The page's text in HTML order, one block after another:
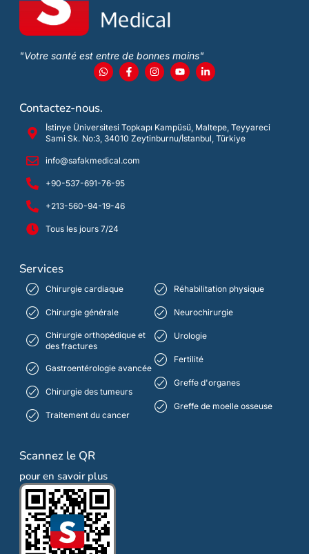
"Votre santé est entre de bonnes mains"
Contactez-nous.
İstinye Üniversitesi Topkapı Kampüsü, Maltepe, Teyyareci
Sami Sk. No:3, 34010 Zeytinburnu/İstanbul, Türkiye
info@safakmedical.com
+90-537-691-76-95
+213-560-94-19-46
Tous les jours 7/24
Services
Chirurgie cardiaque
Chirurgie générale
Chirurgie orthopédique et
des fractures
Gastroentérologie avancée
Chirurgie des tumeurs
Traitement du cancer
Réhabilitation physique
Neurochirurgie
Urologie
Fertilité
Greffe d'organes
Greffe de moelle osseuse
Scannez le QR
pour en savoir plus